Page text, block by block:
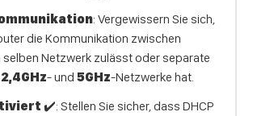
: Vergewissern Sie sich,
die Kommunikation zwischen
selben Netzwerk zulässt oder separate
2,4GHz- und5GHz-Netzwerke hat.
✔️: Stellen Sie sicher, dass DHCP